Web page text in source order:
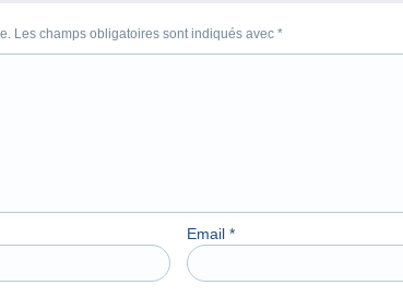
Les champs obligatoires sont indiqués avec *
Email *